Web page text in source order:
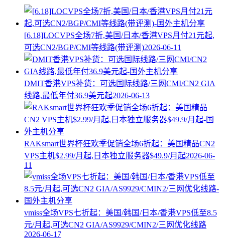
[6.18]LOCVPS全场7折,美国/日本/香港VPS月付21元起,
可选CN2/BGP/CMI等线路(带评测)2026-06-11
DMIT香港VPS补货：可选国际线路/三网CMI/CN2 GIA
线路,最低年付36.9美元起2026-06-13
RAKsmart世界杯狂欢季促销全场6折起：美国精品CN2
VPS主机$2.99/月起,日本独立服务器$49.9/月起2026-06-
11
vmiss全场VPS七折起：美国/韩国/日本/香港VPS低至8.5
元/月起,可选CN2 GIA/AS9929/CMIN2/三网优化线路
2026-06-17